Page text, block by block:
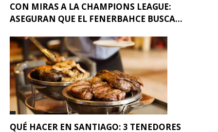
CON MIRAS A LA CHAMPIONS LEAGUE:
ASEGURAN QUE EL FENERBAHCE BUSCA...
QUÉ HACER EN SANTIAGO: 3 TENEDORES